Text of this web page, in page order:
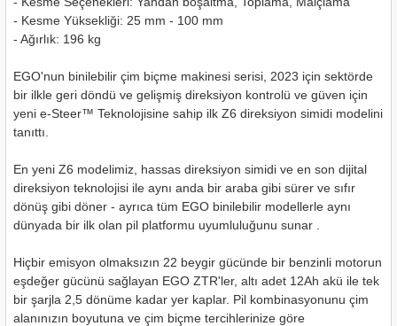
- Kesme Yüksekliği: 25 mm - 100 mm
- Ağırlık: 196 kg
EGO'nun binilebilir çim biçme makinesi serisi, 2023 için sektörde
bir ilkle geri döndü ve gelişmiş direksiyon kontrolü ve güven için
yeni e-Steer™ Teknolojisine sahip ilk Z6 direksiyon simidi modelini
tanıttı.
En yeni Z6 modelimiz, hassas direksiyon simidi ve en son dijital
direksiyon teknolojisi ile aynı anda bir araba gibi sürer ve sıfır
dönüş gibi döner - ayrıca tüm EGO binilebilir modellerle aynı
dünyada bir ilk olan pil platformu uyumluluğunu sunar .
Hiçbir emisyon olmaksızın 22 beygir gücünde bir benzinli motorun
eşdeğer gücünü sağlayan EGO ZTR'ler, altı adet 12Ah akü ile tek
bir şarjla 2,5 dönüme kadar yer kaplar. Pil kombinasyonunu çim
alanınızın boyutuna ve çim biçme tercihlerinize göre